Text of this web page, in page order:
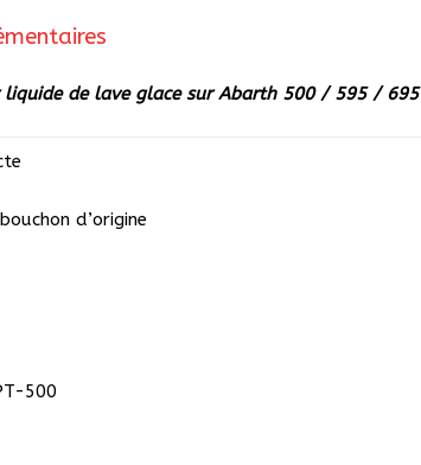
pour
de
Abarth
liquide de lave glace sur Abarth 500 / 595 / 695
d’origine
500